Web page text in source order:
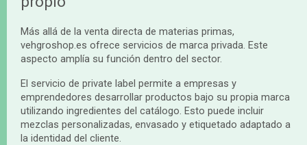
Más allá de la venta directa de materias primas,
vehgroshop.es ofrece servicios de marca privada. Este
aspecto amplía su función dentro del sector.
El servicio de private label permite a empresas y
emprendedores desarrollar productos bajo su propia marca
utilizando ingredientes del catálogo. Esto puede incluir
mezclas personalizadas, envasado y etiquetado adaptado a
la identidad del cliente.